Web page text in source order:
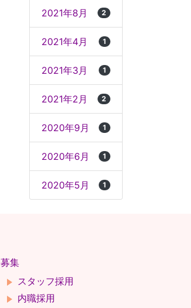
2021年8月 2
2021年4月 1
2021年3月 1
2021年2月 2
2020年9月 1
2020年6月 1
2020年5月 1
募集
スタッフ採用
内職採用